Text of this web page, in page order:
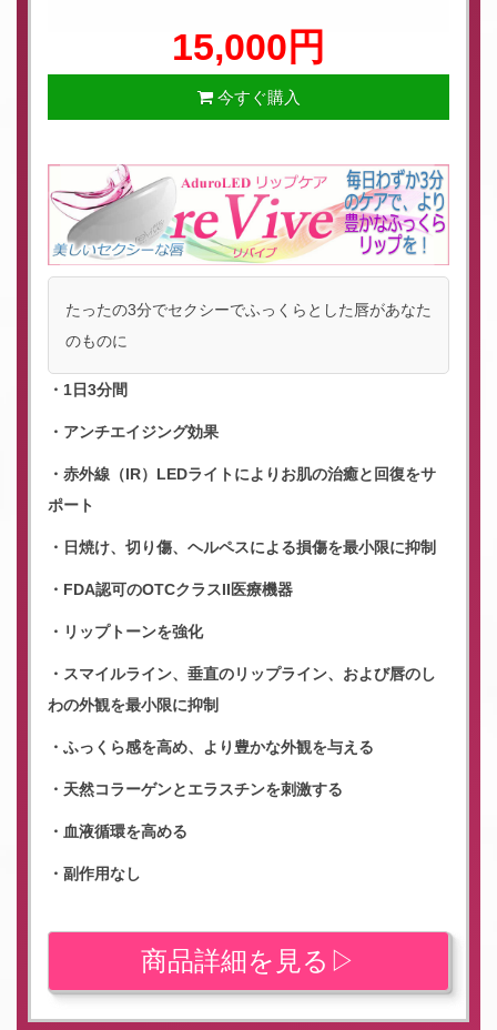
15,000円
今すぐ購入
たったの3分でセクシーでふっくらとした唇があなた
のものに
・1日3分間
・アンチエイジング効果
・赤外線（IR）LEDライトによりお肌の治癒と回復をサ
ポート
・日焼け、切り傷、ヘルペスによる損傷を最小限に抑制
・FDA認可のOTCクラスII医療機器
・リップトーンを強化
・スマイルライン、垂直のリップライン、および唇のし
わの外観を最小限に抑制
・ふっくら感を高め、より豊かな外観を与える
・天然コラーゲンとエラスチンを刺激する
・血液循環を高める
・副作用なし
商品詳細を見る▷